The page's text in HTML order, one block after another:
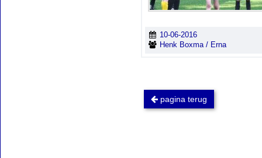
10-06-2016
Henk Boxma / Erna
pagina terug